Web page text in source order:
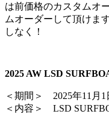
は前価格のカスタムオ
ムオーダーして頂けま
しなく！
2025 AW LSD
＜期間＞ 2025年11 月1
＜内容＞ LSD